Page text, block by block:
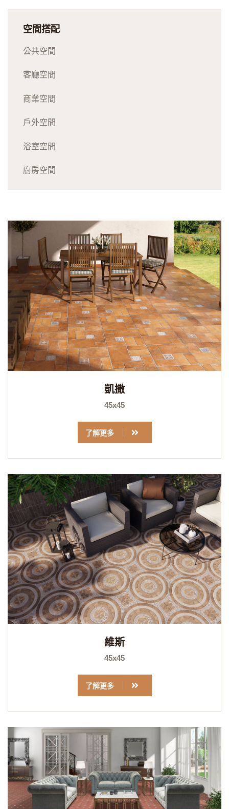
空間搭配
公共空間
客廳空間
商業空間
戶外空間
浴室空間
廚房空間
凱撒
45x45
了解更多
維斯
45x45
了解更多